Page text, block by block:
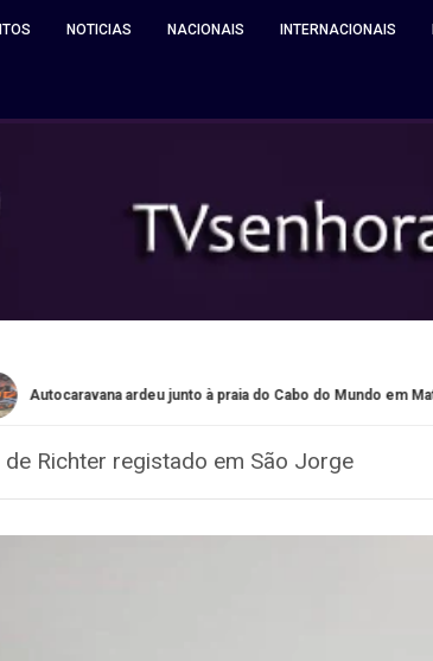
NOTICIAS NACIONAIS INTERNACIONAIS
ardeu junto à praia do Cabo do Mundo em Matosinhos
Richter registado em São Jorge